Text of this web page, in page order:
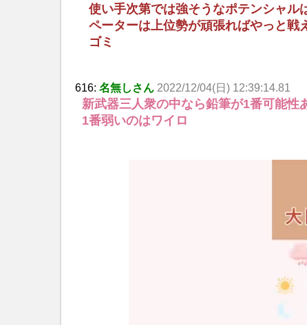
使い手次第では強そうなポテンシャル
ペーターは上位勢が頑張ればやっと戦
ゴミ
616: 名無しさん 2022/12/04(日) 12:39:14.81
新武器三人衆の中なら鉛筆が1番可能性
1番弱いのはワイロ